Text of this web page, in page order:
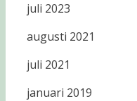
juli 2023
augusti 2021
juli 2021
januari 2019